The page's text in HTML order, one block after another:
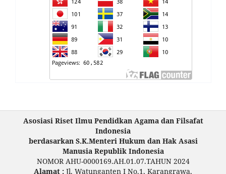
Asosiasi Riset Ilmu Pendidkan Agama dan Filsafat
Indonesia
berdasarkan S.K.Menteri Hukum dan Hak Asasi
Manusia Republik Indonesia
NOMOR AHU-0000169.AH.01.07.TAHUN 2024
Alamat : Jl. Watunganten I No.1, Karangrawa,